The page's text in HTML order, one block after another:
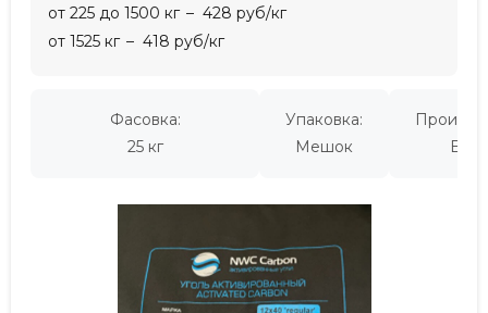
Фасовка:
25 кг
Упаковка:
Мешок
от 225 до 1500 кг
428 руб/кг
от 1525 кг
418 руб/кг